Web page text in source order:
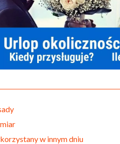
w innym dniu